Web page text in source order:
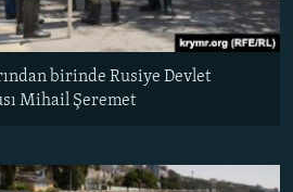
birinde Rusiye Devlet
Mihail Şeremet